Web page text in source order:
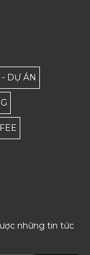
- DỰ ÁN
những tin tức